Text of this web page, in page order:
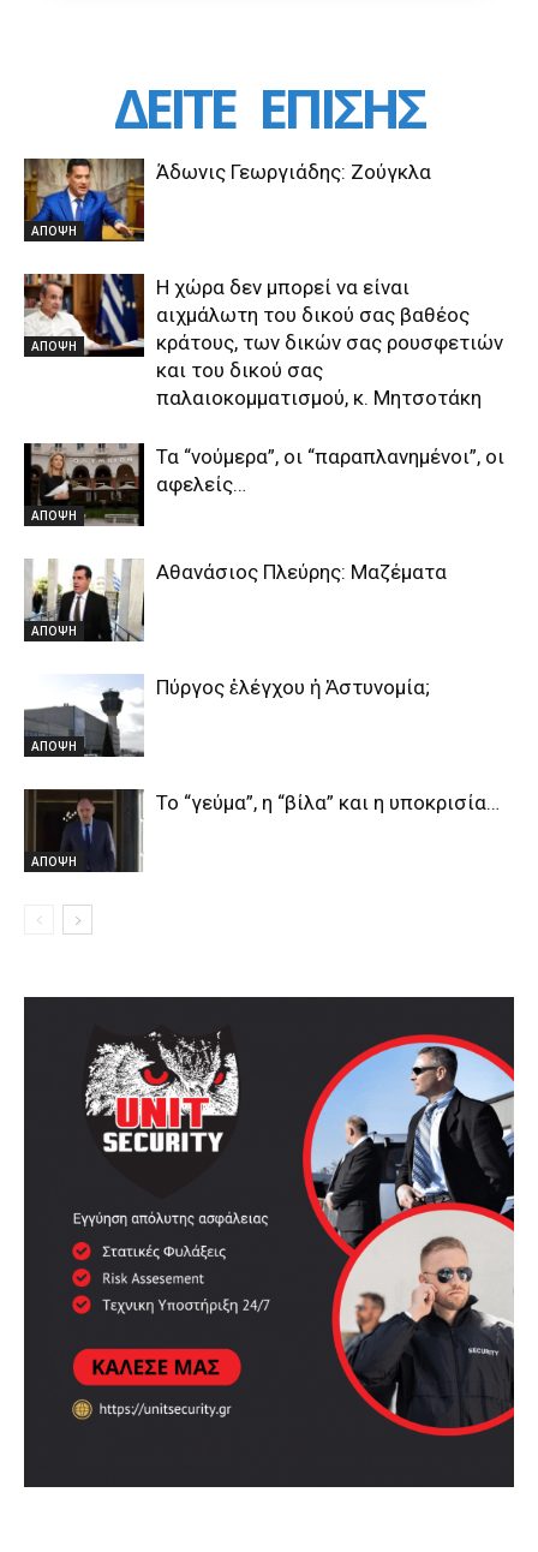
ΔΕΙΤΕ ΕΠΙΣΗΣ
ΑΠΟΨΗ
Άδωνις Γεωργιάδης: Ζούγκλα
ΑΠΟΨΗ
Η χώρα δεν μπορεί να είναι
αιχμάλωτη του δικού σας βαθέος
κράτους, των δικών σας ρουσφετιών
και του δικού σας
παλαιοκομματισμού, κ. Μητσοτάκη
ΑΠΟΨΗ
Τα “νούμερα”, οι “παραπλανημένοι”, οι
αφελείς…
ΑΠΟΨΗ
Αθανάσιος Πλεύρης: Μαζέματα
ΑΠΟΨΗ
Πύργος ἐλέγχου ἡ Ἀστυνομία;
ΑΠΟΨΗ
Το “γεύμα”, η “βίλα” και η υποκρισία…